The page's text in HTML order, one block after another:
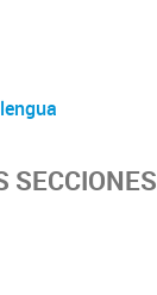
SECCIONES